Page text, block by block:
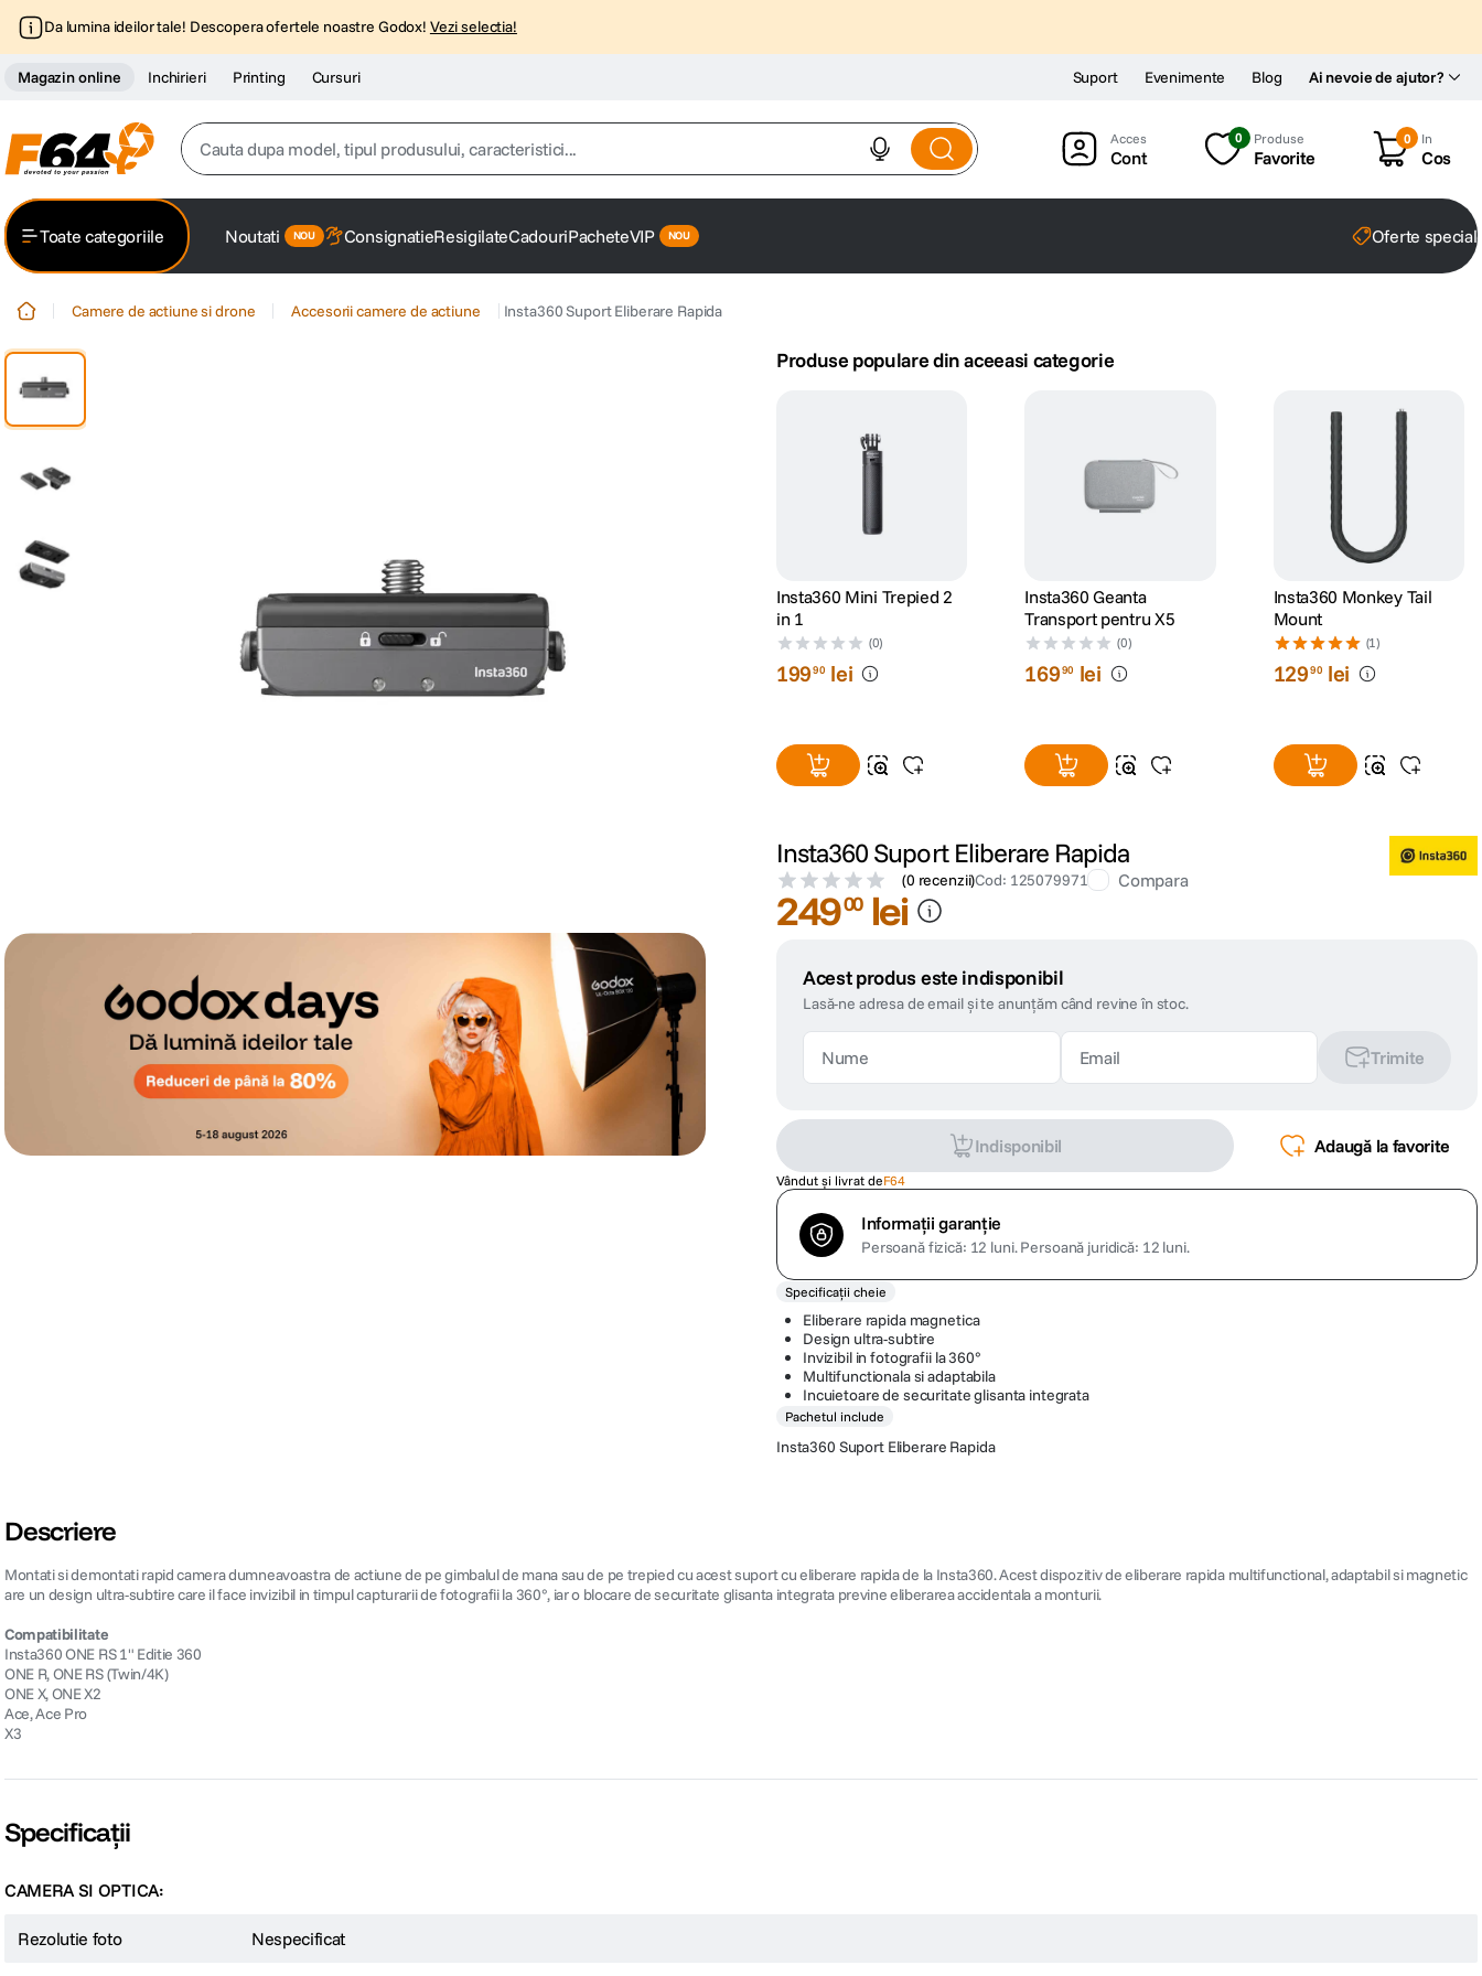
Da lumina ideilor tale! Descopera ofertele noastre Godox! Vezi selectia!
Magazin online Inchirieri Printing Cursuri Ai nevoie de ajutor?
Suport Evenimente Blog
Cauta dupa model, tipul produsului, caracteristici...
2. trepied
dji mic mini
dji osmo
Cont
0 Produse
Favorite
0 In
Cos
Toate categoriile Noutati ConsignatieResigilateCadouriPacheteVIP Oferte
Camere de actiune si drone Accesorii camere de actiune Insta360 Suport Eliberare Rapida
Produse populare din aceeasi categorie
Insta360 Mini Trepied 2
in 1
(0)
19990 lei
Insta360 Geanta
Transport pentru X5
(0)
16990 lei
Insta360 Monkey Tail
Mount
(1)
12990 lei
Insta360 Suport Eliberare Rapida
(0 recenzii)Cod: 125079971 Compara
24900 lei
Acest produs este indisponibil
Lasă-ne adresa de email și te anunțăm când revine în stoc.
Trimite
Indisponibil Adaugă la favorite
Vândut și livrat deF64
Informații garanție
Persoană fizică: 12 luni.Persoană juridică: 12 luni.
Specificații cheie
Eliberare rapida magnetica
Design ultra-subtire
Invizibil in fotografii la 360°
Multifunctionala si adaptabila
Incuietoare de securitate glisanta integrata
Pachetul include
Insta360 Suport Eliberare Rapida
Descriere
Montati si demontati rapid camera dumneavoastra de actiune de pe gimbalul de mana sau de pe trepied cu acest suport cu eliberare rapida de la Insta360. Acest dispozitiv de eliberare rapida multifunctional, adaptabil si magnetic
are un design ultra-subtire care il face invizibil in timpul capturarii de fotografii la 360°, iar o blocare de securitate glisanta integrata previne eliberarea accidentala a monturii.
Compatibilitate
Insta360 ONE RS 1" Editie 360
ONE R, ONE RS (Twin/4K)
ONE X, ONE X2
Ace, Ace Pro
X3
Specificații
CAMERA SI OPTICA:
Rezolutie foto Nespecificat